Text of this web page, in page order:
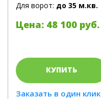
Для ворот: до 35 м.кв.
Цена: 48 100 руб.
КУПИТЬ
Заказать в один клик